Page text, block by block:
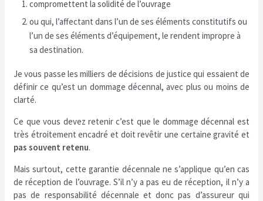
compromettent la solidité de l’ouvrage
ou qui, l’affectant dans l’un de ses éléments constitutifs ou
l’un de ses éléments d’équipement, le rendent impropre à
sa destination.
Je vous passe les milliers de décisions de justice qui essaient de
définir ce qu’est un dommage décennal, avec plus ou moins de
clarté.
Ce que vous devez retenir c’est que le dommage décennal est
très étroitement encadré et doit revêtir une certaine gravité et
pas souvent retenu.
Mais surtout, cette garantie décennale ne s’applique qu’en cas
de réception de l’ouvrage. S’il n’y a pas eu de réception, il n’y a
pas de responsabilité décennale et donc pas d’assureur qui